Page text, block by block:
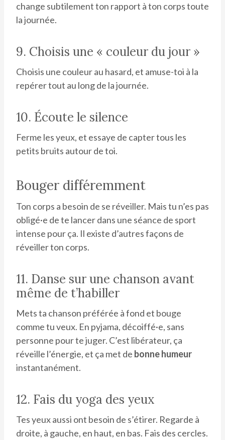
change subtilement ton rapport à ton corps toute
la journée.
9. Choisis une « couleur du jour »
Choisis une couleur au hasard, et amuse-toi à la
repérer tout au long de la journée.
10. Écoute le silence
Ferme les yeux, et essaye de capter tous les
petits bruits autour de toi.
Bouger différemment
Ton corps a besoin de se réveiller. Mais tu n’es pas
obligé·e de te lancer dans une séance de sport
intense pour ça. Il existe d’autres façons de
réveiller ton corps.
11. Danse sur une chanson avant
même de t’habiller
Mets ta chanson préférée à fond et bouge
comme tu veux. En pyjama, décoiffé·e, sans
personne pour te juger. C’est libérateur, ça
réveille l’énergie, et ça met de bonne humeur
instantanément.
12. Fais du yoga des yeux
Tes yeux aussi ont besoin de s’étirer. Regarde à
droite, à gauche, en haut, en bas. Fais des cercles.